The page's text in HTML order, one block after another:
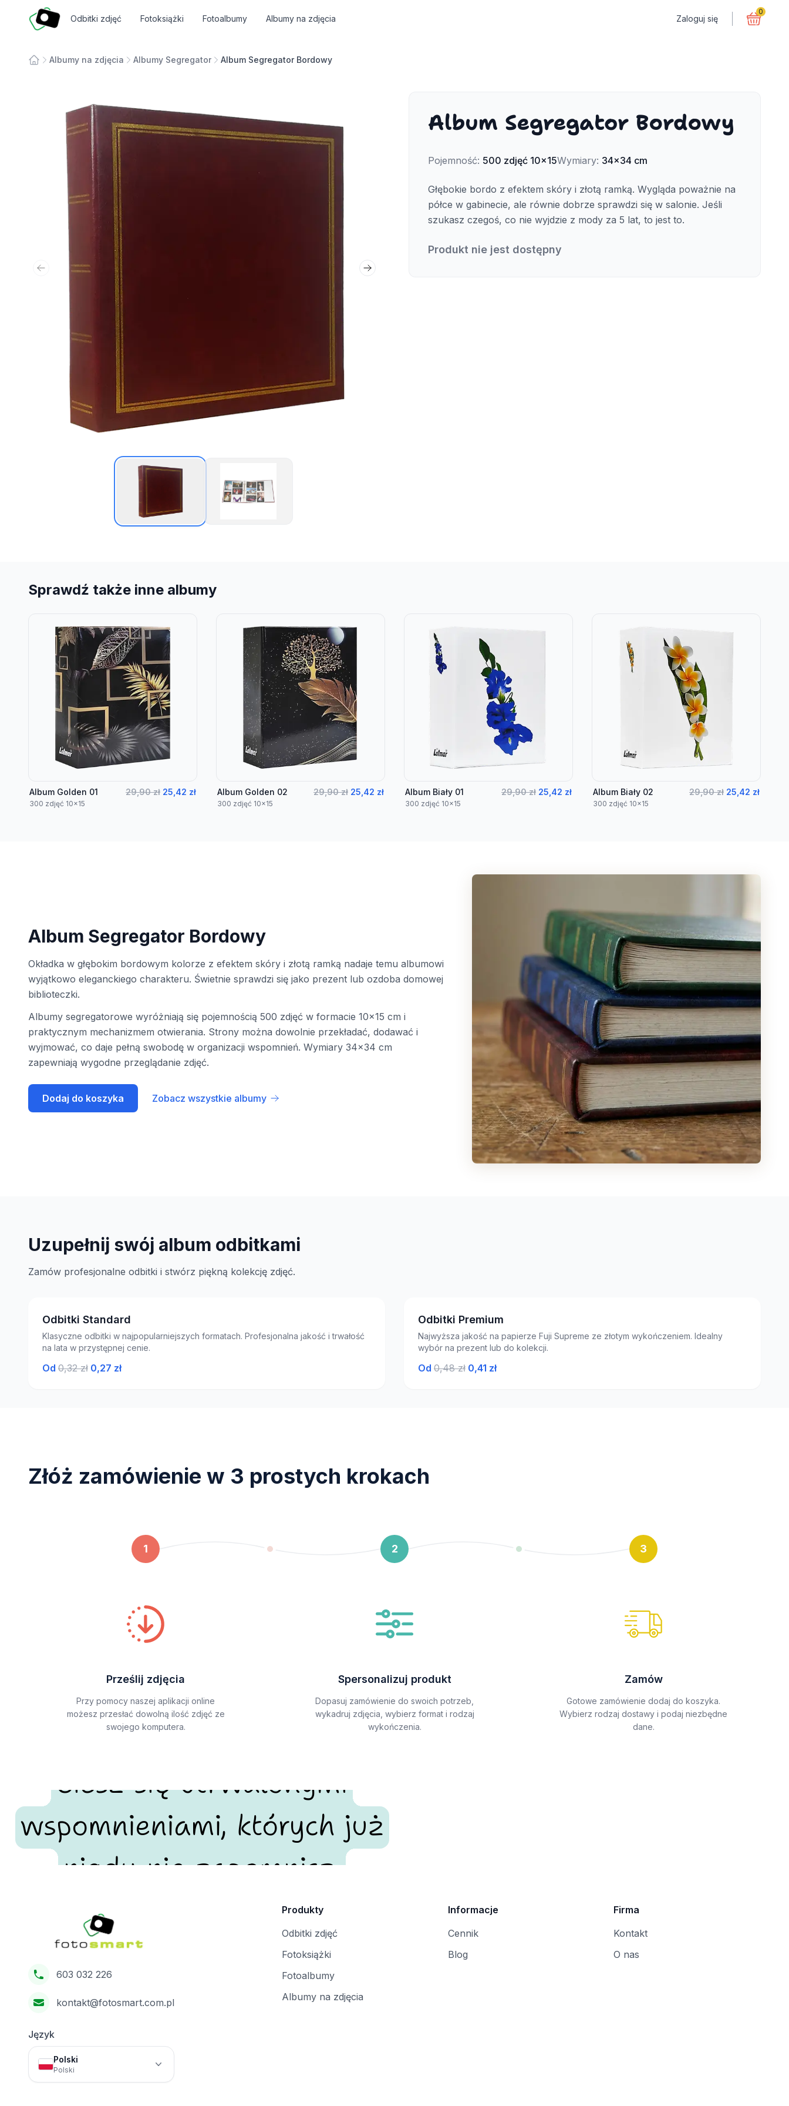
Fotosmart
Odbitki zdjęć Fotoksiążki Fotoalbumy Albumy na zdjęcia Zaloguj się
0
Albumy na zdjęcia Albumy Segregator Album Segregator Bordowy
Poprzedni slajd Następny slajd
Miniatura zdjęcia Album Segregator Bordowy
Miniatura zdjęcia Album Segregator Bordowy
Album Segregator Bordowy
Pojemność: 500 zdjęć 10x15Wymiary: 34x34 cm
Głębokie bordo z efektem skóry i złotą ramką. Wygląda poważnie na
półce w gabinecie, ale równie dobrze sprawdzi się w salonie. Jeśli
szukasz czegoś, co nie wyjdzie z mody za 5 lat, to jest to.
Produkt nie jest dostępny
Sprawdź także inne albumy
Album Golden 01 29,90 zł 25,42 zł
300 zdjęć 10x15
Album Golden 02 29,90 zł 25,42 zł
300 zdjęć 10x15
Album Biały 01 29,90 zł 25,42 zł
300 zdjęć 10x15
Album Biały 02 29,90 zł 25,42 zł
300 zdjęć 10x15
Album Segregator Bordowy
Okładka w głębokim bordowym kolorze z efektem skóry i złotą ramką nadaje temu albumowi
wyjątkowo eleganckiego charakteru. Świetnie sprawdzi się jako prezent lub ozdoba domowej
biblioteczki.
Albumy segregatorowe wyróżniają się pojemnością 500 zdjęć w formacie 10x15 cm i
praktycznym mechanizmem otwierania. Strony można dowolnie przekładać, dodawać i
wyjmować, co daje pełną swobodę w organizacji wspomnień. Wymiary 34x34 cm
zapewniają wygodne przeglądanie zdjęć.
Dodaj do koszyka Zobacz wszystkie albumy
Uzupełnij swój album odbitkami
Zamów profesjonalne odbitki i stwórz piękną kolekcję zdjęć.
Odbitki Standard
Klasyczne odbitki w najpopularniejszych formatach. Profesjonalna jakość i trwałość
na lata w przystępnej cenie.
Od 0,32 zł 0,27 zł
Odbitki Premium
Najwyższa jakość na papierze Fuji Supreme ze złotym wykończeniem. Idealny
wybór na prezent lub do kolekcji.
Od 0,48 zł 0,41 zł
Złóż zamówienie w 3 prostych krokach
1
Prześlij zdjęcia
Przy pomocy naszej aplikacji online
możesz przesłać dowolną ilość zdjęć ze
swojego komputera.
2
Spersonalizuj produkt
Dopasuj zamówienie do swoich potrzeb,
wykadruj zdjęcia, wybierz format i rodzaj
wykończenia.
3
Zamów
Gotowe zamówienie dodaj do koszyka.
Wybierz rodzaj dostawy i podaj niezbędne
dane.
Ciesz się utrwalonymi
wspomnieniami, których już
nigdy nie zapomnisz.
603 032 226
kontakt@fotosmart.com.pl
Język
Polski
Polski
Produkty
Odbitki zdjęć
Fotoksiążki
Fotoalbumy
Albumy na zdjęcia
Informacje
Cennik
Blog
Firma
Kontakt
O nas